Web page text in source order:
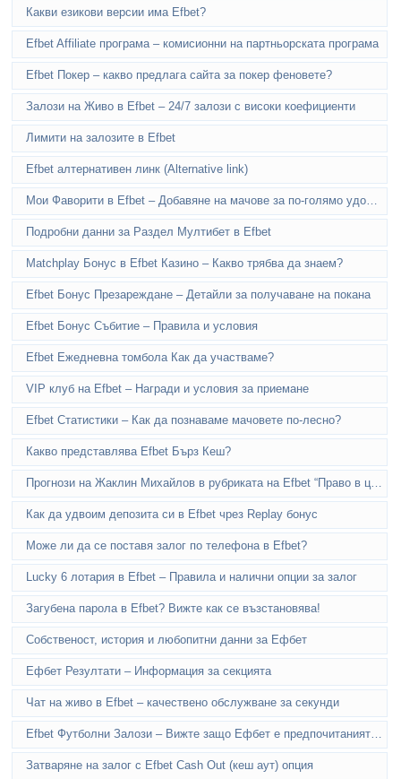
Какви езикови версии има Efbet?
Efbet Affiliate програма – комисионни на партньорската програма
Efbet Покер – какво предлага сайта за покер феновете?
Залози на Живо в Efbet – 24/7 залози с високи коефициенти
Лимити на залозите в Efbet
Efbet алтернативен линк (Alternative link)
Подробни данни за Раздел Мултибет в Efbet
Matchplay Бонус в Efbet Казино – Какво трябва да знаем?
Efbet Бонус Презареждане – Детайли за получаване на покана
Efbet Бонус Събитие – Правила и условия
Efbet Ежедневна томбола Как да участваме?
VIP клуб на Efbet – Награди и условия за приемане
Efbet Статистики – Как да познаваме мачовете по-лесно?
Какво представлява Efbet Бърз Кеш?
Как да удвоим депозита си в Efbet чрез Replay бонус
Може ли да се поставя залог по телефона в Efbet?
Lucky 6 лотария в Efbet – Правила и налични опции за залог
Загубена парола в Efbet? Вижте как се възстановява!
Собственост, история и любопитни данни за Ефбет
Ефбет Резултати – Информация за секцията
Чат на живо в Efbet – качествено обслужване за секунди
Затваряне на залог с Efbet Cash Out (кеш аут) опция